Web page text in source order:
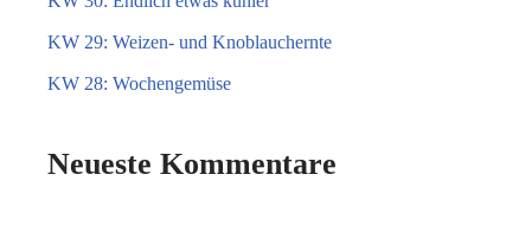
KW 29: Weizen- und Knoblauchernte
KW 28: Wochengemüse
Neueste Kommentare